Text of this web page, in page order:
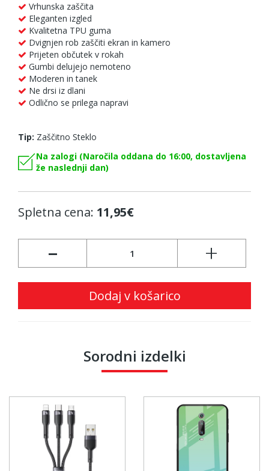
Vrhunska zaščita
Eleganten izgled
Kvalitetna TPU guma
Dvignjen rob zaščiti ekran in kamero
Prijeten občutek v rokah
Gumbi delujejo nemoteno
Moderen in tanek
Ne drsi iz dlani
Odlično se prilega napravi
Tip: Zaščitno Steklo
Na zalogi (Naročila oddana do 16:00, dostavljena
že naslednji dan)
Spletna cena: 11,95€
- +
Dodaj v košarico
Sorodni izdelki